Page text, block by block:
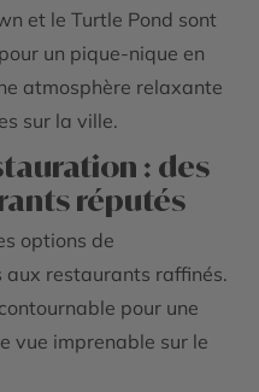
et le Turtle Pond sont
un pique-nique en
atmosphère relaxante
sur la ville.
: des
réputés
options de
restaurants raffinés.
pour une
vue imprenable sur le